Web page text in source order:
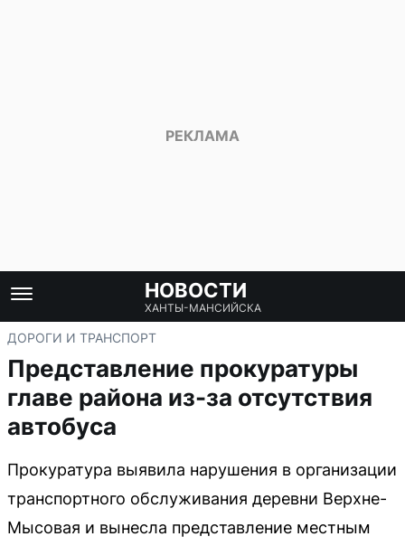
НОВОСТИ
ХАНТЫ-МАНСИЙСКА
ДОРОГИ И ТРАНСПОРТ
Представление прокуратуры
главе района из-за отсутствия
автобуса
Прокуратура выявила нарушения в организации
транспортного обслуживания деревни Верхне-
Мысовая и вынесла представление местным